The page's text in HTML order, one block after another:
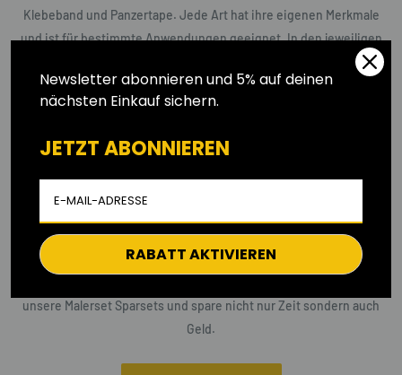
Klebeband und Panzertape. Jede Art hat ihre eigenen Merkmale
und ist für bestimmte Anwendungen geeignet. In den jeweiligen
Kategorien erfährst Du wie und wann welche zu benutzen sind.
Malersets, die Du brauchst
ein Hobby Handwerker bist, die Wahl des Zubehörs kann
Zeitaufwändig und verwirrend sein, daher haben wir Malersets im
unsere Malerset Sparsets und spare nicht nur Zeit sondern auch
Geld.
Newsletter abonnieren und 5% auf deinen
nächsten Einkauf sichern.
JETZTABONNIEREN
RABATT AKTIVIEREN